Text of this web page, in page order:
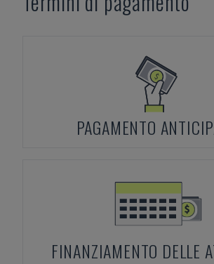
PAGAMENTO
FINANZIAMENTO DELLE